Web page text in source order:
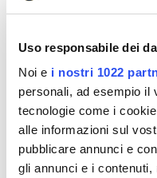
Uso responsabile dei
Noi e i nostri 1022
personali, ad esempio il
tecnologie come i
alle informazioni sul
pubblicare annunci e
gli annunci e i